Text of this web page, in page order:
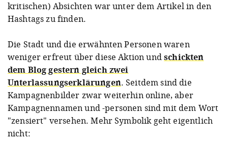
kritischen) Absichten war unter dem Artikel in den
Hashtags zu finden.
Die Stadt und die erwähnten Personen waren
weniger erfreut über diese Aktion undschickten
dem Blog gestern gleich zwei
Unterlassungserklärungen. Seitdem sind die
Kampagnenbilder zwar weiterhin online, aber
Kampagnennamen und -personen sind mit dem Wort
"zensiert" versehen. Mehr Symbolik geht eigentlich
nicht: